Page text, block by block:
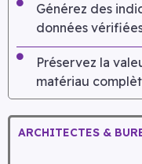
Générez des
données
Préservez la
matériau
ARCHITECTES &